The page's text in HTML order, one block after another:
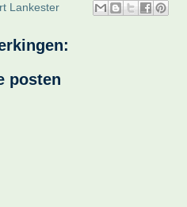
Lankester
posten